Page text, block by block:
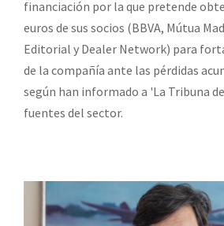
financiación por la que pretende
euros de sus socios (BBVA, Mútua
Editorial y Dealer Network) para
de la compañía ante las pérdidas
según han informado a 'La Tribuna
fuentes del sector.